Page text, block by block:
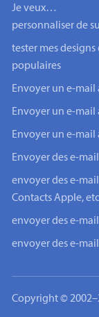
Je veux…
personnaliser de
tester mes designs
populaires
Envoyer un e-mail
Envoyer un e-mail
Envoyer un e-mail
Envoyer des e-
envoyer des e-
Contacts Apple,
envoyer des e-
envoyer des e-
Copyright ©